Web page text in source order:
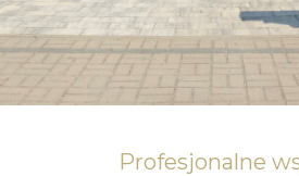
Profesjonalne